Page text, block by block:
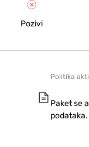
Pozivi
Politika
Paket se
podataka.